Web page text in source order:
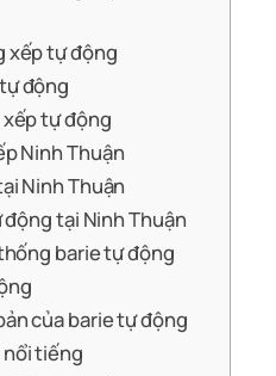
xếp tự động
động
tự động
Ninh Thuận
Ninh Thuận
động tại Ninh Thuận
barie tự động
của barie tự động
tiếng